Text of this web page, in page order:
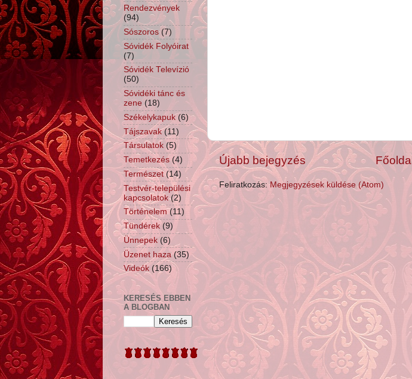
Újabb bejegyzés Főoldal
Feliratkozás:Megjegyzések küldése (Atom)
Rendezvények
(94)
Sószoros (7)
Sóvidék Folyóirat
(7)
Sóvidék Televízió
(50)
Sóvidéki tánc és
zene (18)
Székelykapuk (6)
Tájszavak (11)
Társulatok (5)
Temetkezés (4)
Természet (14)
Testvér-települési
kapcsolatok (2)
Történelem (11)
Tündérek (9)
Ünnepek (6)
Üzenet haza (35)
Videók (166)
KERESÉS EBBEN
A BLOGBAN